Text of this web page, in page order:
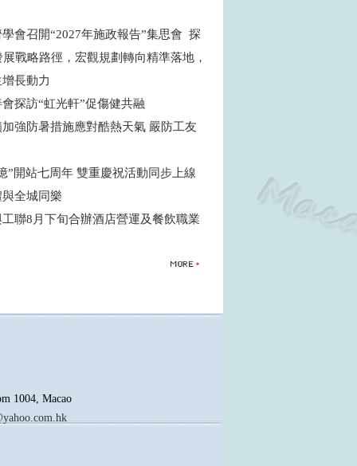
會召開“2027年施政報告”集思會 探
展戰略路徑，宏觀規劃轉向精準落地，
長動力
探訪“虹光軒”促傷健共融
強防暑措施應對酷熱天氣 嚴防工友
”開站七周年 雙重慶祝活動同步上線
全城同樂
聯8月下旬合辦酒店營運及餐飲職業
1004, Macao